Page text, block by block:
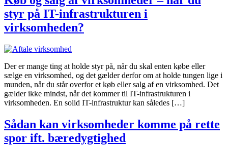
styr på IT-infrastrukturen i
virksomheden?
Der er mange ting at holde styr på, når du skal enten købe eller
sælge en virksomhed, og det gælder derfor om at holde tungen lige i
munden, når du står overfor et køb eller salg af en virksomhed. Det
gælder ikke mindst, når det kommer til IT-infrastrukturen i
virksomheden. En solid IT-infrastruktur kan således […]
Sådan kan virksomheder komme på rette
spor ift. bæredygtighed